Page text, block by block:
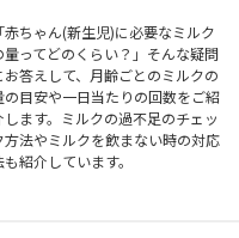
「赤ちゃん(新生児)に必要なミルク
量ってどのくらい？」そんな疑問
お答えして、月齢ごとのミルクの
の目安や一日当たりの回数をご紹
します。ミルクの過不足のチェッ
方法やミルクを飲まない時の対応
も紹介しています。